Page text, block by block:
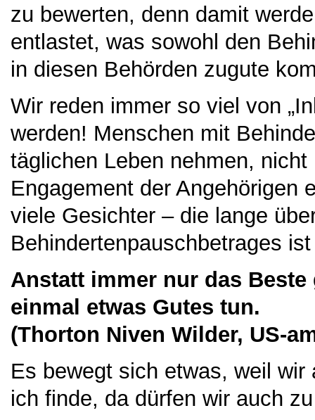
zu bewerten, denn damit
entlastet, was sowohl den
in diesen Behörden zugute
Wir reden immer so viel von
werden! Menschen mit
täglichen Leben nehmen,
Engagement der Angehörigen
viele Gesichter – die lange
Behindertenpauschbetrages
Anstatt immer nur das
einmal etwas Gutes tun.
(Thorton Niven Wilder, US-
Es bewegt sich etwas, weil
ich finde, da dürfen wir auch